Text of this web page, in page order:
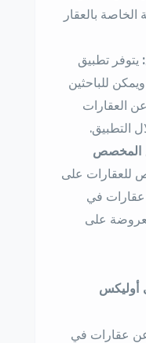
بالعقار
يتوفر تطبيق
للباحثين
العقارات
التطبيق.
المخصص
للعقارات على
عقارات في
على
أوليكس
عن عقارات في